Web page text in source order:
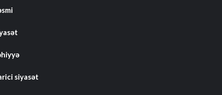
siyasət